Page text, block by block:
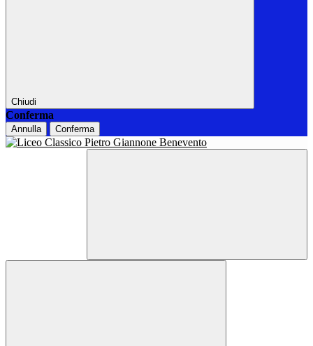
Chiudi
Conferma
Annulla Conferma